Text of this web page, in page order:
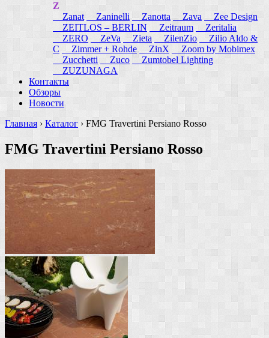
Z
Zanat
Zaninelli Zanotta Zava
Zee Design
ZEITLOS – BERLIN
Zeitraum
Zeritalia
ZERO
ZeVa Zieta ZilenZio
Zilio Aldo &
C
Zimmer + Rohde ZinX
Zoom by Mobimex
Zucchetti
Zuco
Zumtobel Lighting
ZUZUNAGA
Контакты
Обзоры
Новости
Главная › Каталог › FMG Travertini Persiano Rosso
FMG Travertini Persiano Rosso